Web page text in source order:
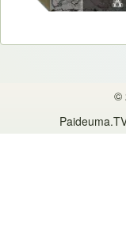
©